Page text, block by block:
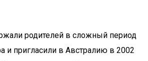
родителей в сложный период
и пригласили в Австралию в 2002